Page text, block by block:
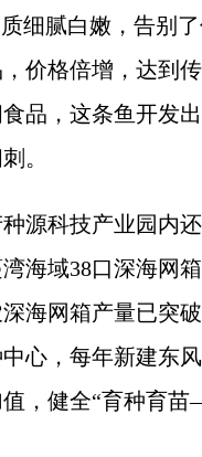
腻白嫩，告别了
价格倍增，达到
品，这条鱼开发
。
科技产业园内还
海域38口深海网
海网箱产量已突
心，每年新建东
值，健全“育种育